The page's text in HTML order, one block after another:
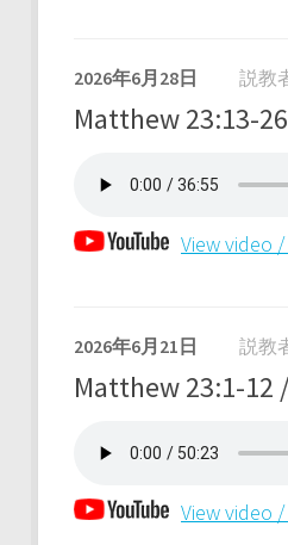
2026年6月28日 説教
Matthew 23:13-
View video
2026年6月21日 説教
Matthew 23:1-
View video